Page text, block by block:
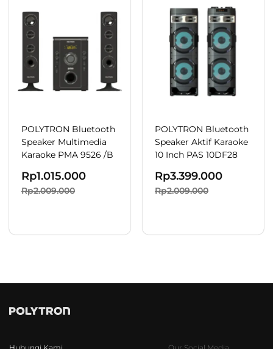
POLYTRON Bluetooth
Speaker Multimedia
Karaoke PMA 9526 /B
Rp1.015.000
Rp2.009.000
POLYTRON Bluetooth
Speaker Aktif Karaoke
10 Inch PAS 10DF28
Rp3.399.000
Rp2.009.000